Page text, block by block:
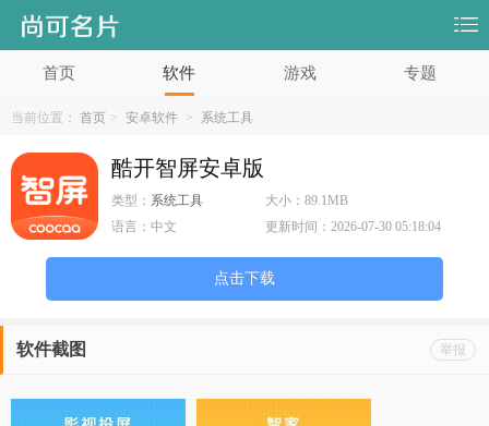
首页 软件 游戏 专题
当前位置： 首页 > 安卓软件 > 系统工具
酷开智屏安卓版
类型： 系统工具 大小：89.1MB
语言： 中文 更新时间：2026-07-30 05:18:04
点击下载
举报
软件截图